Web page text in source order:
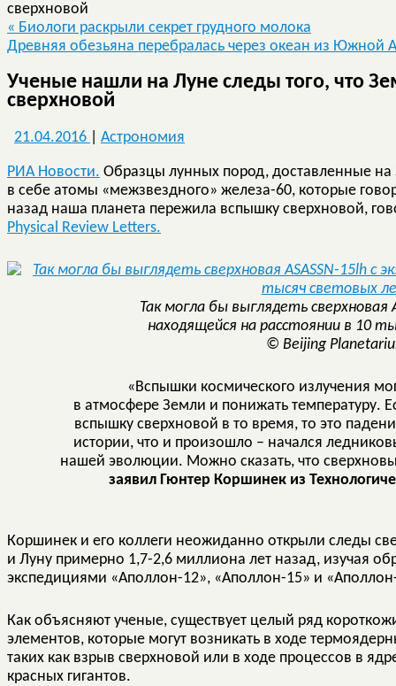
сверхновой
« Биологи раскрыли секрет грудного молока
Древняя обезьяна перебралась через океан из Южной
Ученые нашли на Луне следы того, что
сверхновой
21.04.2016 Астрономия
РИА Новости. Образцы лунных пород, доставленные
в себе атомы «межзвездного» железа-60, которые
назад наша планета пережила вспышку сверхновой,
Physical Review Letters.
Так могла бы выглядеть сверхновая
находящейся на расстоянии в 10
© Beijing
«Вспышки космического излучения
в атмосфере Земли и понижать температуру.
вспышку сверхновой в то время, то это
истории, что и произошло – начался
нашей эволюции. Можно сказать, что
заявил Гюнтер Коршинек из
Коршинек и его коллеги неожиданно открыли следы
и Луну примерно 1,7-2,6 миллиона лет назад, изучая
экспедициями «Аполлон-12», «Аполлон-15» и
Как объясняют ученые, существует целый ряд
элементов, которые могут возникать в ходе
таких как взрыв сверхновой или в ходе процессов в
красных гигантов.